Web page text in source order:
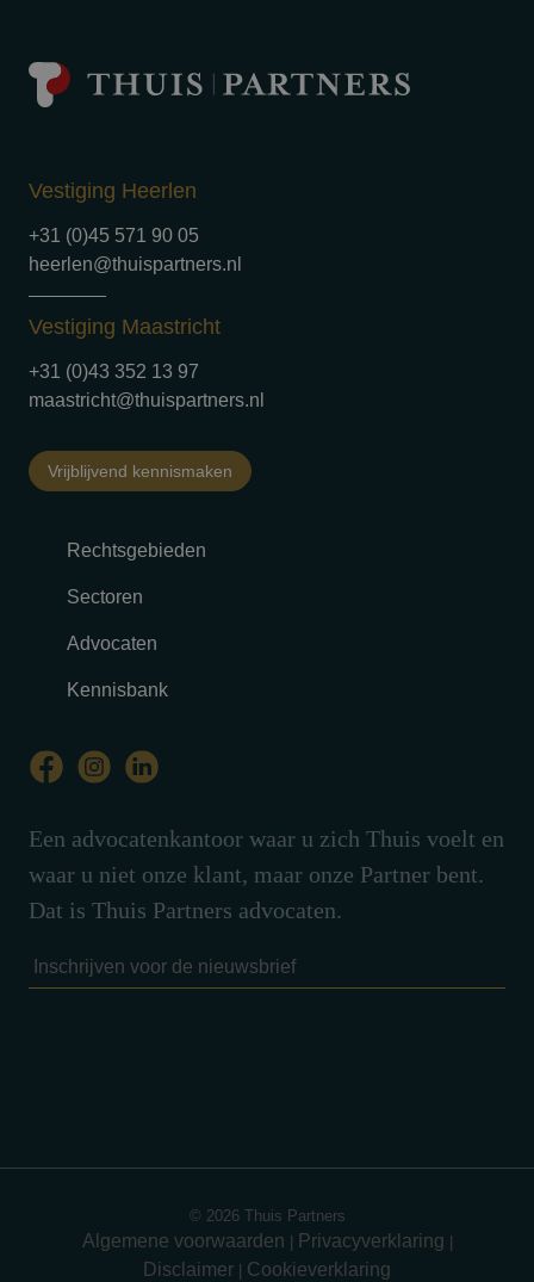
Vestiging Heerlen
+31 (0)45 571 90 05
heerlen@thuispartners.nl
Vestiging Maastricht
+31 (0)43 352 13 97
maastricht@thuispartners.nl
Vrijblijvend kennismaken
Rechtsgebieden
Sectoren
Advocaten
Kennisbank
Een advocatenkantoor waar u zich Thuis voelt en
waar u niet onze klant, maar onze Partner bent.
Dat is Thuis Partners advocaten.
© 2026 Thuis Partners
Algemene voorwaarden Privacyverklaring
Disclaimer Cookieverklaring